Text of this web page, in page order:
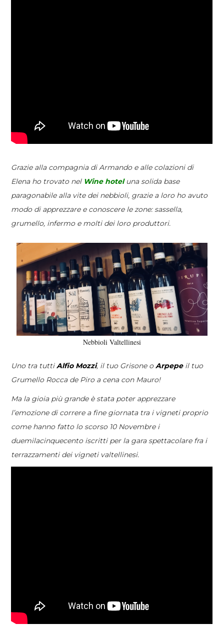
Grazie alla compagnia di Armando e alle colazioni di
Elena ho trovato nel Wine hoteluna solida base
paragonabile alla vite dei nebbioli, grazie a loro ho avuto
modo di apprezzare e conoscere le zone: sassella,
grumello, infermo e molti dei loro produttori.
Nebbioli Valtellinesi
Uno tra tuttiAlfio Mozzi, il tuo Grisone oArpepeil tuo
Grumello Rocca de Piro a cena con Mauro!
Ma la gioia più grande è stata poter apprezzare
l’emozione di correre a fine giornata tra i vigneti proprio
come hanno fatto lo scorso 10 Novembre i
duemilacinquecento iscritti per la gara spettacolare fra i
terrazzamenti dei vigneti valtellinesi.